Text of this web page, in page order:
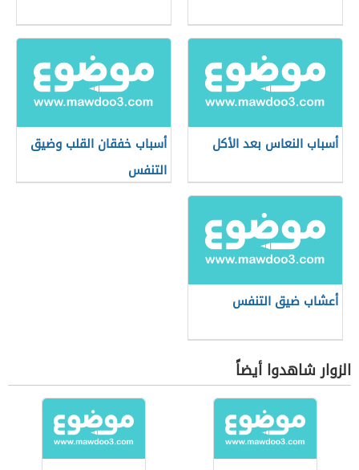
أسباب النعاس بعد الأكل
أسباب خفقان القلب وضيق
التنفس
أعشاب ضيق التنفس
الزوار شاهدوا أيضاً